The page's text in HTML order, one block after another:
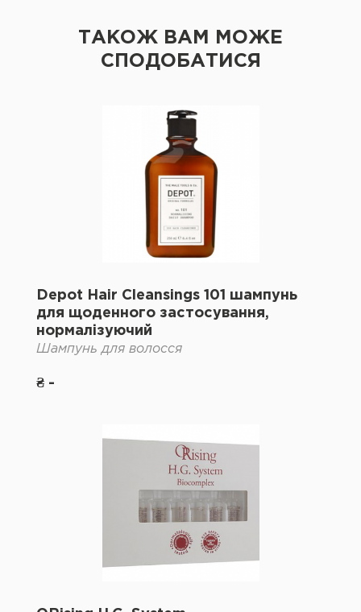
ТАКОЖ ВАМ МОЖЕ
СПОДОБАТИСЯ
Depot Hair Cleansings 101 шампунь
для щоденного застосування,
нормалізуючий
Шампунь для волосся
₴ -